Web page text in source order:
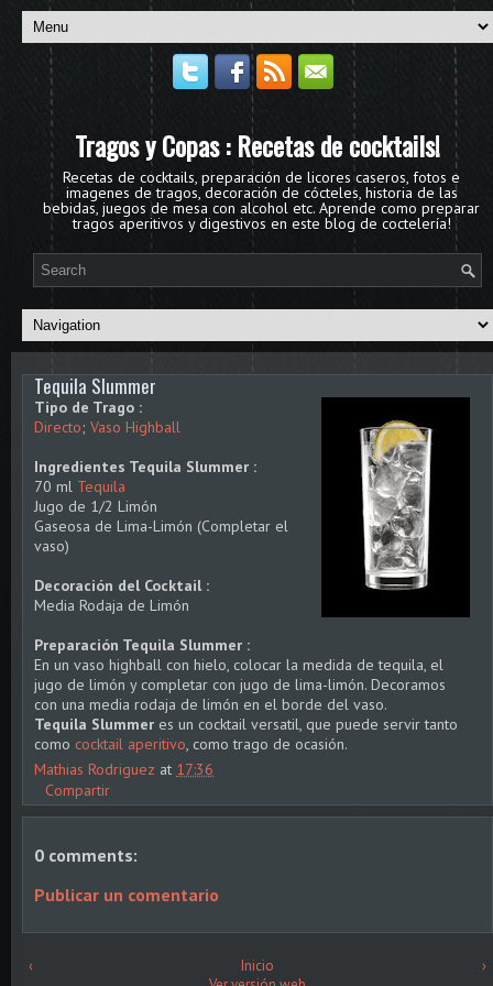
Tragos y Copas : Recetas de cocktails!
Recetas de cocktails, preparación de licores caseros, fotos e
imagenes de tragos, decoración de cócteles, historia de las
bebidas, juegos de mesa con alcohol etc. Aprende como preparar
tragos aperitivos y digestivos en este blog de coctelería!
Tequila Slummer
Tipo de Trago :
Directo; Vaso Highball
Ingredientes Tequila Slummer :
70 ml Tequila
Jugo de 1/2 Limón
Gaseosa de Lima-Limón (Completar el
vaso)
Decoración del Cocktail :
Media Rodaja de Limón
Preparación Tequila Slummer :
En un vaso highball con hielo, colocar la medida de tequila, el
jugo de limón y completar con jugo de lima-limón. Decoramos
con una media rodaja de limón en el borde del vaso.
Tequila Slummer es un cocktail versatil, que puede servir tanto
como cocktail aperitivo, como trago de ocasión.
Mathias Rodriguez at 17:36
Compartir
0 comments:
Publicar un comentario
‹ ›
Inicio